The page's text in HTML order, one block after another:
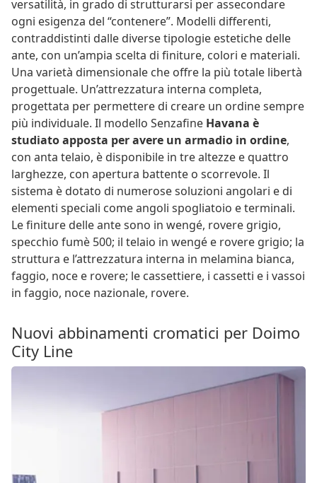
versatilità, in grado di strutturarsi per assecondare
ogni esigenza del “contenere”. Modelli differenti,
contraddistinti dalle diverse tipologie estetiche delle
ante, con un’ampia scelta di finiture, colori e materiali.
Una varietà dimensionale che offre la più totale libertà
progettuale. Un’attrezzatura interna completa,
progettata per permettere di creare un ordine sempre
più individuale. Il modello Senzafine Havana è
studiato apposta per avere un armadio in ordine,
con anta telaio, è disponibile in tre altezze e quattro
larghezze, con apertura battente o scorrevole. Il
sistema è dotato di numerose soluzioni angolari e di
elementi speciali come angoli spogliatoio e terminali.
Le finiture delle ante sono in wengé, rovere grigio,
specchio fumè 500; il telaio in wengé e rovere grigio; la
struttura e l’attrezzatura interna in melamina bianca,
faggio, noce e rovere; le cassettiere, i cassetti e i vassoi
in faggio, noce nazionale, rovere.
Nuovi abbinamenti cromatici per Doimo
City Line